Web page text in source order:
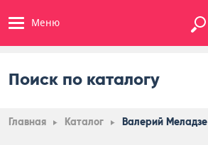
Меню
Поиск по каталогу
Главная Каталог Валерий Меладзе